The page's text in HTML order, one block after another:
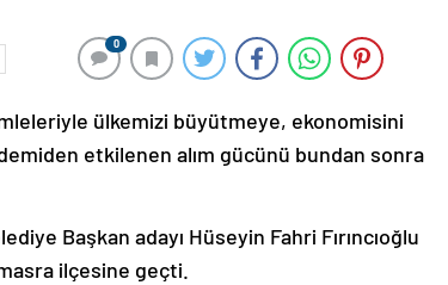
0
ülkemizi büyütmeye, ekonomisini
etkilenen alım gücünü bundan sonra
Başkan adayı Hüseyin Fahri Fırıncıoğlu
ilçesine geçti.